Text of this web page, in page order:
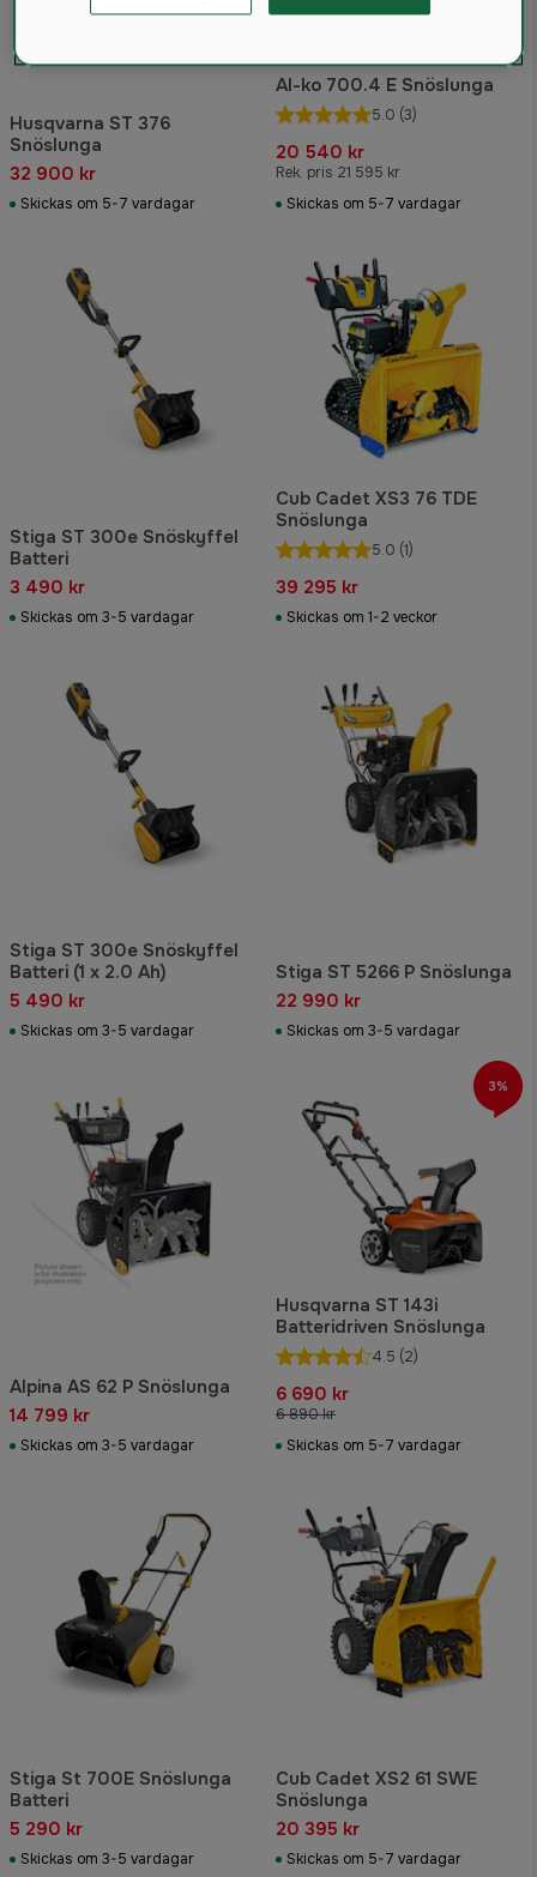
Husqvarna ST 376
Snöslunga
32 900 kr
Skickas om 5-7 vardagar
Al-ko 700.4 E Snöslunga
5.0 (3)
20 540 kr
Rek. pris 21 595 kr
Skickas om 5-7 vardagar
Stiga ST 300e Snöskyffel
Batteri
3 490 kr
Skickas om 3-5 vardagar
Cub Cadet XS3 76 TDE
Snöslunga
5.0 (1)
39 295 kr
Skickas om 1-2 veckor
Stiga ST 300e Snöskyffel
Batteri (1 x 2.0 Ah)
5 490 kr
Skickas om 3-5 vardagar
Stiga ST 5266 P Snöslunga
22 990 kr
Skickas om 3-5 vardagar
Alpina AS 62 P Snöslunga
14 799 kr
Skickas om 3-5 vardagar
Husqvarna ST 143i
Batteridriven Snöslunga
4.5 (2)
6 690 kr
6 890 kr
Skickas om 5-7 vardagar
3%
Stiga St 700E Snöslunga
Batteri
5 290 kr
Skickas om 3-5 vardagar
Cub Cadet XS2 61 SWE
Snöslunga
20 395 kr
Skickas om 5-7 vardagar